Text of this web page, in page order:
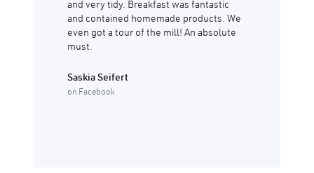
and very tidy. Breakfast was fantastic
and contained homemade products. We
even got a tour of the mill! An absolute
must.
Saskia Seifert
on Facebook